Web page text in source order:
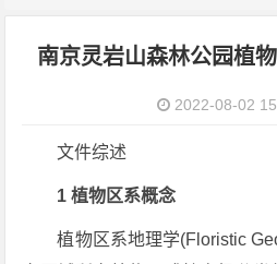
南京灵岩山森林公园植
2022-08-02
文件综述
1 植物区系概念
植物区系地理学(Floristic